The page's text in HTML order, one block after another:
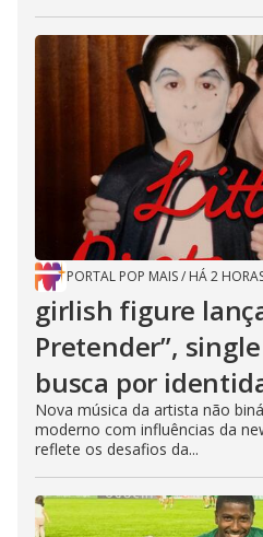
PORTAL POP MAIS/ HÁ 2
girlish figure
Pretender”,
busca por
Nova música da artista não
moderno com influências da
reflete os desafios da...